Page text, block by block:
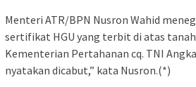
Menteri ATR/BPN Nusron Wahid
sertifikat HGU yang terbit di atas
Kementerian Pertahanan cq. TNI
nyatakan dicabut,” kata Nusron.(*)